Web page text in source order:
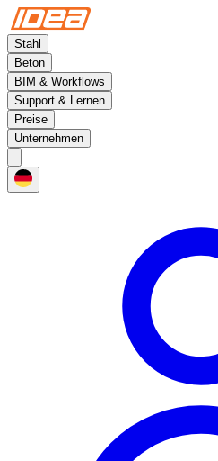
Stahl
Beton
BIM & Workflows
Support & Lernen
Preise
Unternehmen